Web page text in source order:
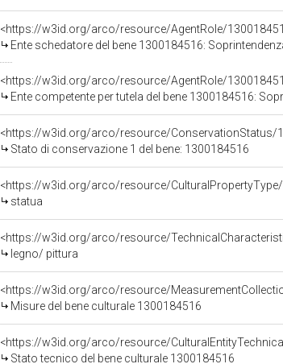
<https://w3id.org/arco/resource/AgentRole/
Ente schedatore del bene 1300184516:
<https://w3id.org/arco/resource/AgentRole/
Ente competente per tutela del bene 1300184516:
<https://w3id.org/arco/resource/ConservationStatus/
Stato di conservazione 1 del bene: 1300184516
<https://w3id.org/arco/resource/
statua
<https://w3id.org/arco/resource/
legno/ pittura
<https://w3id.org/arco/resource/
Misure del bene culturale 1300184516
<https://w3id.org/arco/resource/
Stato tecnico del bene culturale 1300184516